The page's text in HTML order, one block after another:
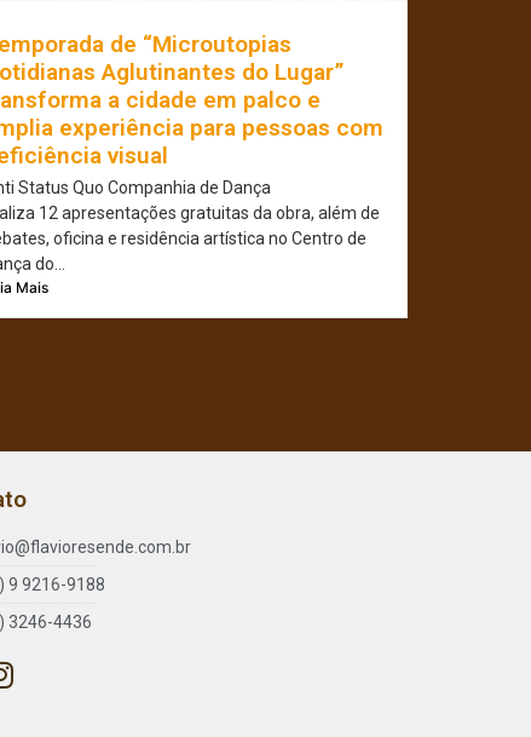
de “Microutopias
Aglutinantes do Lugar”
a cidade em palco e
experiência para pessoas com
visual
Status Quo Companhia de Dança
12 apresentações gratuitas da obra, além de
oficina e residência artística no Centro de
do...
Mais
9 9216-9188
3246-4436